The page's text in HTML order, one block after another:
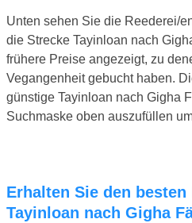
Unten sehen Sie die Reederei/
die Strecke Tayinloan nach
frühere Preise angezeigt, zu
Vegangenheit gebucht haben.
günstige Tayinloan nach Gigha
Suchmaske oben auszufüllen
Erhalten Sie den besten Preis für Ihre
Tayinloan nach Gigha